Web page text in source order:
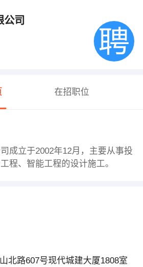
公司
在招职位
成立于2002年12月，主要从事投
程、智能工程的设计施工。
北路607号现代城建大厦1808室